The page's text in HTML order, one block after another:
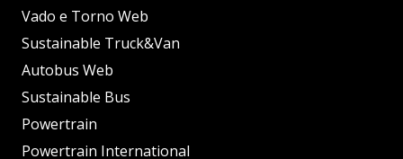
Vado e Torno Web
Sustainable Truck&Van
Autobus Web
Sustainable Bus
Powertrain
Powertrain International